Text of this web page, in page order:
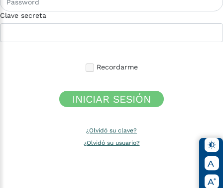
Clave secreta
Recordarme
INICIAR SESIÓN
¿Olvidó su clave?
¿Olvidó su usuario?